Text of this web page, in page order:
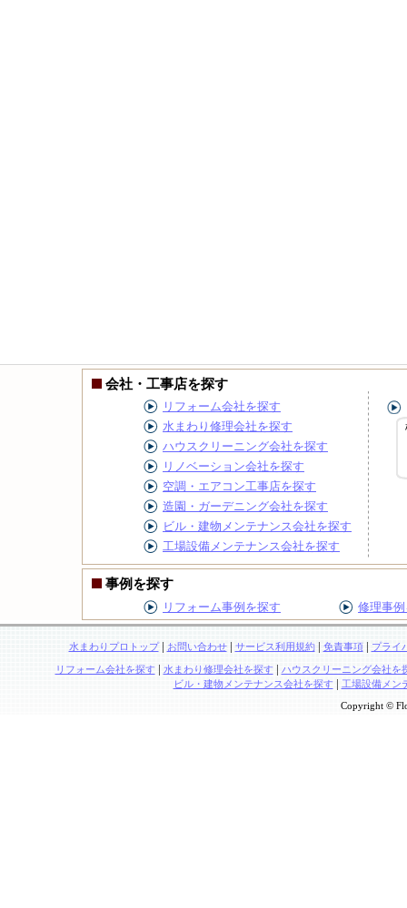
会社・工事店を探す
リフォーム会社を探す
水まわり修理会社を探す
ハウスクリーニング会社を探す
リノベーション会社を探す
空調・エアコン工事店を探す
造園・ガーデニング会社を探す
ビル・建物メンテナンス会社を探す
工場設備メンテナンス会社を探す
事例を探す
リフォーム事例を探す 修理事
水まわりプロトップ| お問い合わせ| サービス利用規約| 免責事項| プライ
リフォーム会社を探す | 水まわり修理会社を探す | ハウスクリーニング会社を
ビル・建物メンテナンス会社を探す| 工場設備メン
Copyright ©